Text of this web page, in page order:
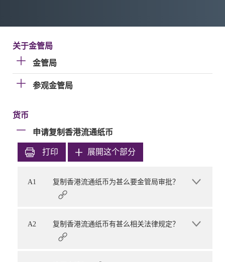
关于金管局
金管局
参观金管局
货币
申请复制香港流通纸币
打印 展開这个部分
A1 复制香港流通纸币为甚么要金管局审批？
A2 复制香港流通纸币有甚么相关法律规定？